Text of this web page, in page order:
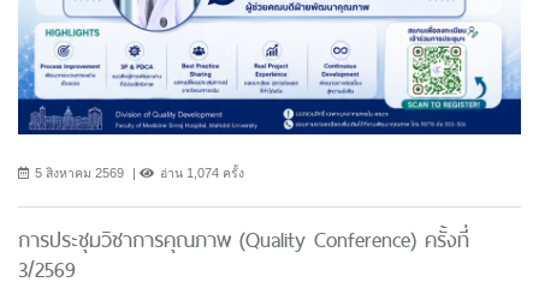
5 สิงหาคม 2569 อ่าน 1,074 ครั้ง
การประชุมวิชาการคุณภาพ (Quality Conference) ครั้งที่
3/2569